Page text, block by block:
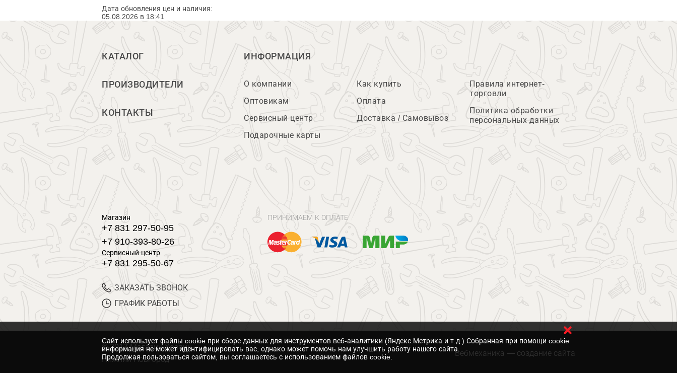
Дата обновления цен и наличия:
05.08.2026 в 18:41
КАТАЛОГ
ПРОИЗВОДИТЕЛИ
КОНТАКТЫ
ИНФОРМАЦИЯ
О компании
Оптовикам
Сервисный центр
Подарочные карты
Как купить
Оплата
Доставка / Самовывоз
Правила интернет-
торговли
Политика обработки
персональных данных
Магазин
+7 831 297-50-95
+7 910-393-80-26
Сервисный центр
+7 831 295-50-67
ЗАКАЗАТЬ ЗВОНОК
ГРАФИК РАБОТЫ
ПРИНИМАЕМ К ОПЛАТЕ
© 2017 Магазин Хозяин
Нижний Новгород
Вебмеханика — создание сайта
Cайт использует файлы cookie при сборе данных для инструментов веб-аналитики (Яндекс.Метрика и т.д.) Собранная при помощи cookie
информация не может идентифицировать вас, однако может помочь нам улучшить работу нашего сайта.
Продолжая пользоваться сайтом, вы соглашаетесь с использованием файлов cookie.